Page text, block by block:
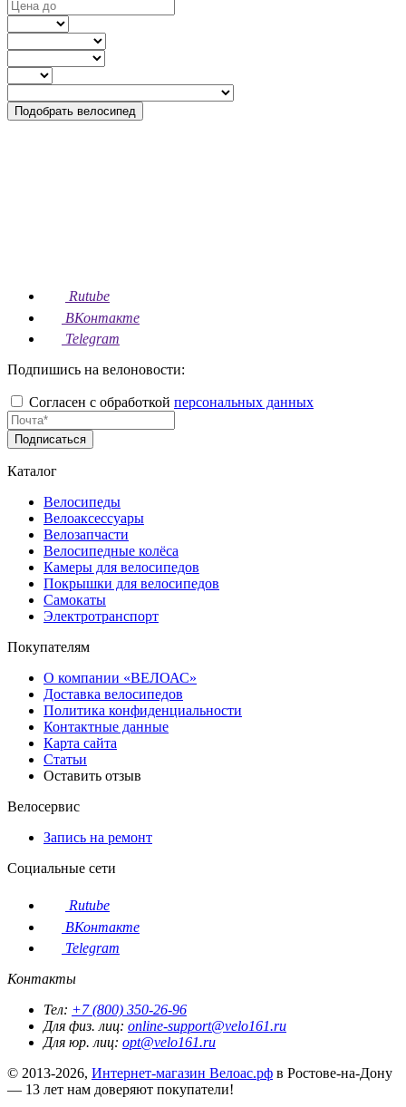
Подобрать велосипед
Rutube
ВКонтакте
Telegram
Подпишись на велоновости:
Согласен с обработкой персональных данных
Подписаться
Каталог
Велосипеды
Велоаксессуары
Велозапчасти
Велосипедные колёса
Камеры для велосипедов
Покрышки для велосипедов
Самокаты
Электротранспорт
Покупателям
О компании «ВЕЛОАС»
Доставка велосипедов
Политика конфиденциальности
Контактные данные
Карта сайта
Статьи
Оставить отзыв
Велосервис
Запись на ремонт
Социальные сети
Rutube
ВКонтакте
Telegram
Контакты
Тел: +7 (800) 350-26-96
Для физ. лиц: online-support@velo161.ru
Для юр. лиц: opt@velo161.ru
© 2013-2026, Интернет-магазин Велоас.рф в Ростове-на-Дону
— 13 лет нам доверяют покупатели!